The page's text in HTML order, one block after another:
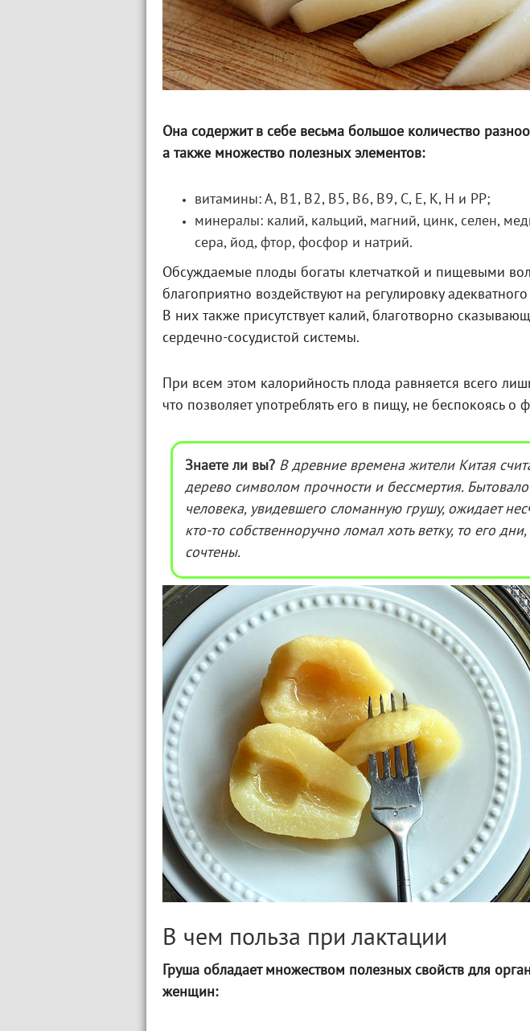
Она содержит в себе весьма большое количество
а также множество полезных элементов:
витамины: А, В1, В2, В5, В6, В9, С, Е, К, Н и РР;
минералы: калий, кальций, магний, цинк, селен,
сера, йод, фтор, фосфор и натрий.
Обсуждаемые плоды богаты клетчаткой и пищевыми
благоприятно воздействуют на регулировку
В них также присутствует калий, благотворно
сердечно-сосудистой системы.
При всем этом калорийность плода равняется всего
что позволяет употреблять его в пищу, не беспокоясь о
Знаете ли вы? В древние времена жители Китая
дерево символом прочности и бессмертия.
человека, увидевшего сломанную грушу, ожидает
кто-то собственноручно ломал хоть ветку, то его
сочтены.
В чем польза при лактации
Груша обладает множеством полезных свойств для
женщин: